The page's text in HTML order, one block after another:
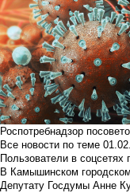
Роспотребнадзор
Все новости по теме
Пользователи в
В Камышинском
Депутату Госдумы Анне